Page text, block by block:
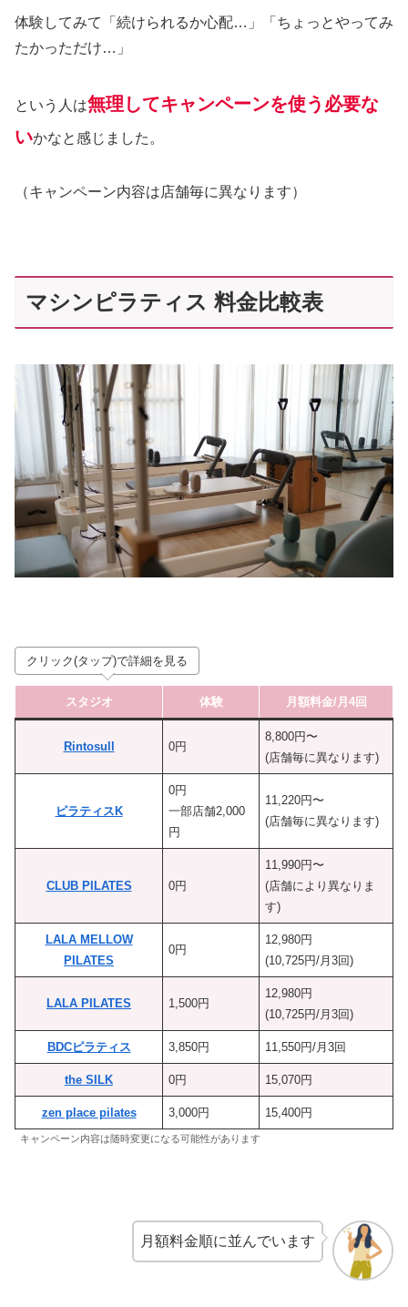
体験してみて「続けられるか心配…」「ちょっとやってみ
たかっただけ…」
という人は無理してキャンペーンを使う必要な
いかなと感じました。
（キャンペーン内容は店舗毎に異なります）
マシンピラティス 料金比較表
クリック(タップ)で詳細を見る
スタジオ 体験 月額料金/月4回
Rintosull 0円
8,800円〜
(店舗毎に異なります)
ピラティスK
0円
一部店舗2,000
円
11,220円〜
(店舗毎に異なります)
CLUB PILATES 0円
11,990円〜
(店舗により異なりま
す)
LALA MELLOW
PILATES
0円
12,980円
(10,725円/月3回)
LALA PILATES 1,500円
12,980円
(10,725円/月3回)
BDCピラティス 3,850円 11,550円/月3回
the SILK 0円 15,070円
zen place pilates 3,000円 15,400円
キャンペーン内容は随時変更になる可能性があります
月額料金順に並んでいます